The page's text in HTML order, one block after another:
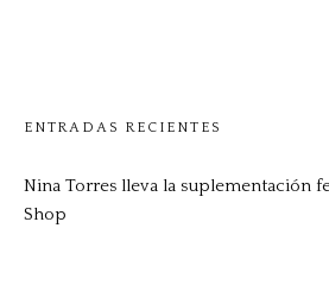
ENTRADAS RECIENTES
Nina Torres lleva la suplementación
Shop